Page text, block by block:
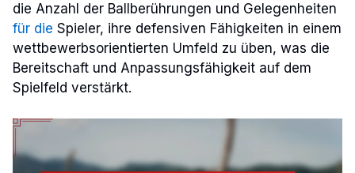
die Anzahl der Ballberührungen und Gelegenheiten
für die Spieler, ihre defensiven Fähigkeiten in einem
wettbewerbsorientierten Umfeld zu üben, was die
Bereitschaft und Anpassungsfähigkeit auf dem
Spielfeld verstärkt.